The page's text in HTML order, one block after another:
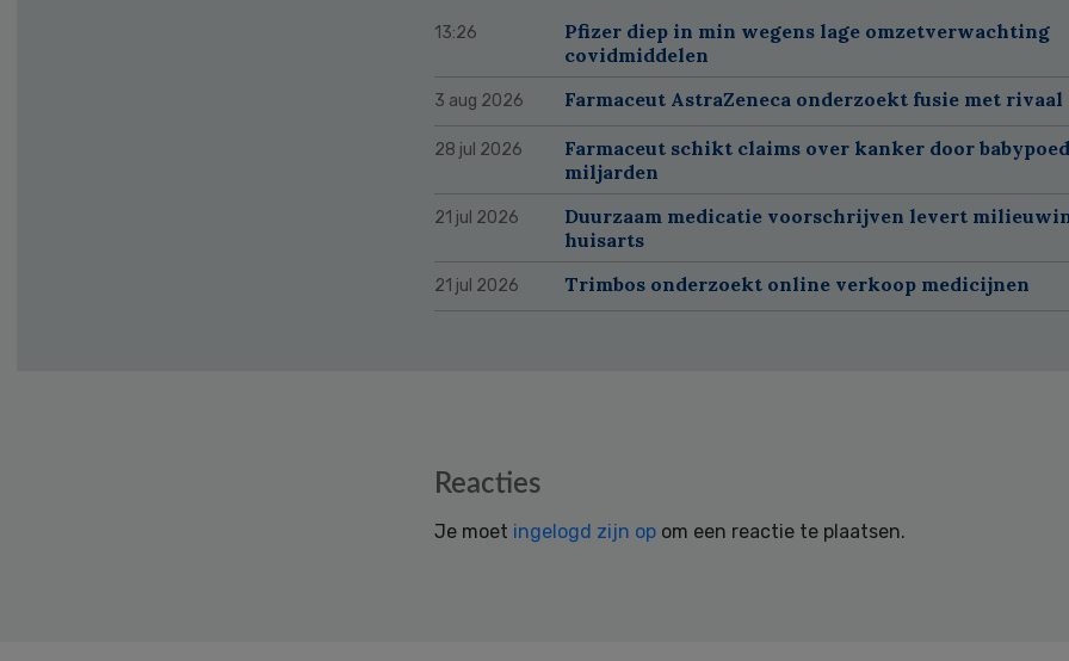
13:26
Pfizer diep in min wegens lage omzetverwachting
covidmiddelen
3 aug 2026 Farmaceut AstraZeneca onderzoekt fusie met rivaal
28 jul 2026
Farmaceut schikt claims over kanker door
miljarden
21 jul 2026
Duurzaam medicatie voorschrijven levert
huisarts
21 jul 2026 Trimbos onderzoekt online verkoop medicijnen
Reacties
Je moet ingelogd zijn op om een reactie te plaatsen.